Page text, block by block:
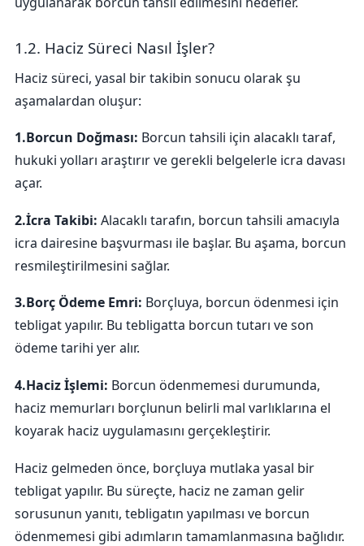
1.2. Haciz Süreci Nasıl İşler?
Haciz süreci, yasal bir takibin sonucu olarak şu
aşamalardan oluşur:
1.Borcun Doğması: Borcun tahsili için alacaklı taraf,
hukuki yolları araştırır ve gerekli belgelerle icra davası
açar.
2.İcra Takibi: Alacaklı tarafın, borcun tahsili amacıyla
icra dairesine başvurması ile başlar. Bu aşama, borcun
resmileştirilmesini sağlar.
3.Borç Ödeme Emri: Borçluya, borcun ödenmesi için
tebligat yapılır. Bu tebligatta borcun tutarı ve son
ödeme tarihi yer alır.
4.Haciz İşlemi: Borcun ödenmemesi durumunda,
haciz memurları borçlunun belirli mal varlıklarına el
koyarak haciz uygulamasını gerçekleştirir.
Haciz gelmeden önce, borçluya mutlaka yasal bir
tebligat yapılır. Bu süreçte, haciz ne zaman gelir
sorusunun yanıtı, tebligatın yapılması ve borcun
ödenmemesi gibi adımların tamamlanmasına bağlıdır.